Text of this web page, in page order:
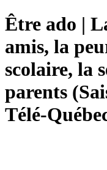
Être ado |
amis, la
scolaire, la
parents
Télé-